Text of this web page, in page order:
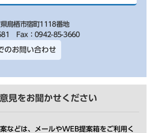
鳥栖市宿町1118番地
Fax：0942-85-3660
のお問い合わせ
見をお聞かせください
などは、メールやWEB提案箱をご利用く